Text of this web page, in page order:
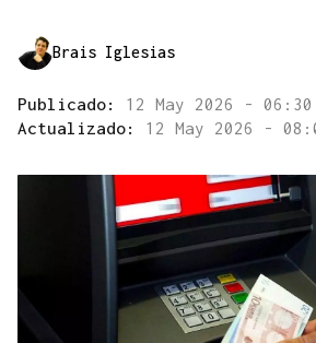
Brais Iglesias
Publicado: 12 May 2026 - 06:30
Actualizado: 12 May 2026 -